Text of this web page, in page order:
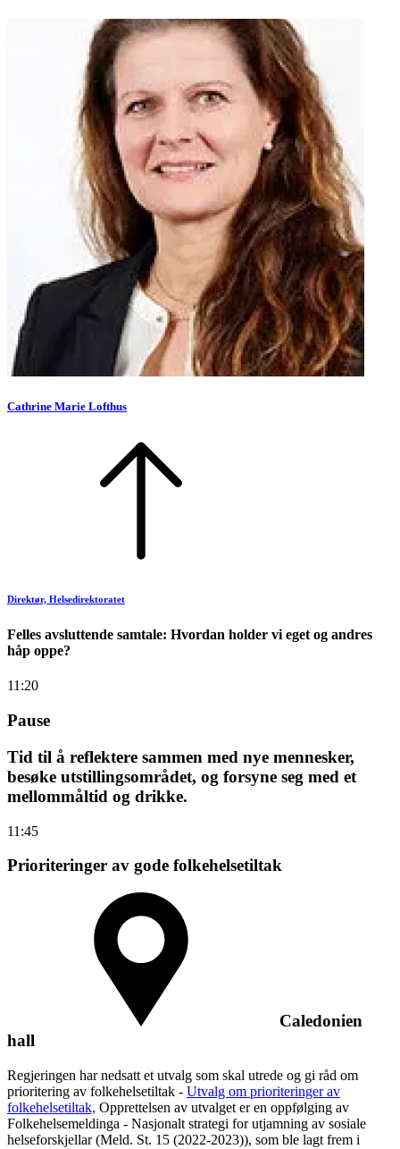
Cathrine Marie Lofthus
Direktør, Helsedirektoratet
Felles avsluttende samtale: Hvordan holder vi eget og andres
håp oppe?
11:20
Pause
Tid til å reflektere sammen med nye mennesker,
besøke utstillingsområdet, og forsyne seg med et
mellommåltid og drikke.
11:45
Prioriteringer av gode folkehelsetiltak
Caledonien
hall
Regjeringen har nedsatt et utvalg som skal utrede og gi råd om
prioritering av folkehelsetiltak - Utvalg om prioriteringer av
folkehelsetiltak, Opprettelsen av utvalget er en oppfølging av
Folkehelsemeldinga - Nasjonalt strategi for utjamning av sosiale
helseforskjellar (Meld. St. 15 (2022-2023)), som ble lagt frem i